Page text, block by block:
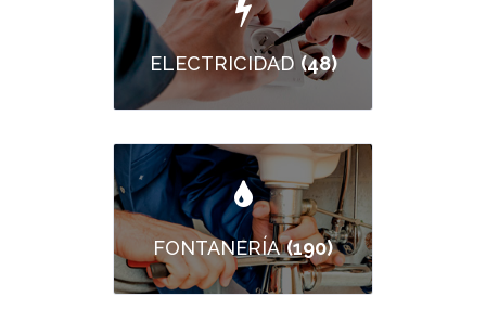
ELECTRICIDAD (48)
FONTANERÍA (190)